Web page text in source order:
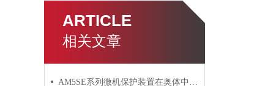
ARTICLE
相关文章